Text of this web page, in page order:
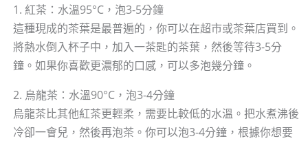
1. 紅茶：水溫95°C，泡3-5分鐘
這種現成的茶葉是最普遍的，你可以在超市或茶葉店買到。
將熱水倒入杯子中，加入一茶匙的茶葉，然後等待3-5分
鐘。如果你喜歡更濃郁的口感，可以多泡幾分鐘。
2. 烏龍茶：水溫90°C，泡3-4分鐘
烏龍茶比其他紅茶更輕柔，需要比較低的水溫。把水煮沸後
冷卻一會兒，然後再泡茶。你可以泡3-4分鐘，根據你想要